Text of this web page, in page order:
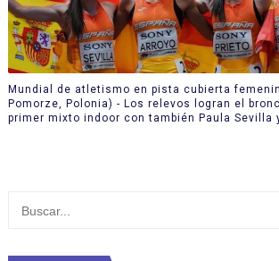
Mundial de atletismo en pista cubierta
Pomorze, Polonia) - Los relevos logran el
primer mixto indoor con también Paula Sevilla